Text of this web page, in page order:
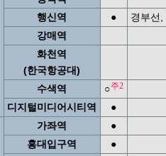
행신역
●
경부선
강매역
화천역
(한국항공대)
수색역
○주2
디지털미디어시티역 ●
가좌역 ●
홍대입구역
●